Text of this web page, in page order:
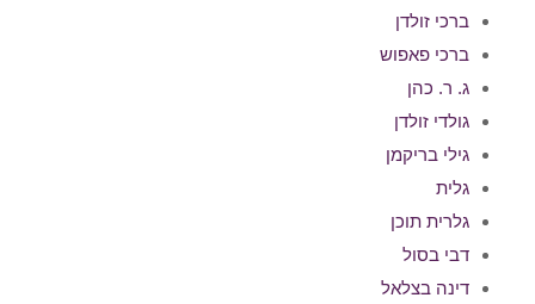
ברכי זולדן
ברכי פאפוש
ג. ר. כהן
גולדי זולדן
גילי בריקמן
גלית
גלרית תוכן
דבי בסול
דינה בצלאל